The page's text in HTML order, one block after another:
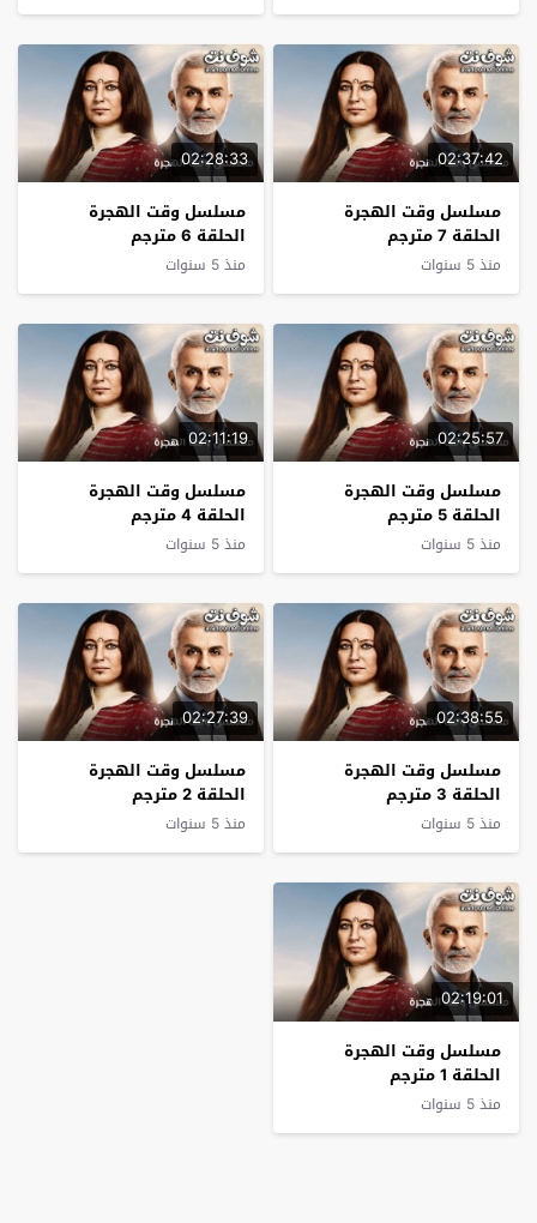
02:37:42
مسلسل وقت الهجرة
الحلقة 7 مترجم
منذ 5 سنوات
02:28:33
مسلسل وقت الهجرة
الحلقة 6 مترجم
منذ 5 سنوات
02:25:57
مسلسل وقت الهجرة
الحلقة 5 مترجم
منذ 5 سنوات
02:11:19
مسلسل وقت الهجرة
الحلقة 4 مترجم
منذ 5 سنوات
02:38:55
مسلسل وقت الهجرة
الحلقة 3 مترجم
منذ 5 سنوات
02:27:39
مسلسل وقت الهجرة
الحلقة 2 مترجم
منذ 5 سنوات
02:19:01
مسلسل وقت الهجرة
الحلقة 1 مترجم
منذ 5 سنوات